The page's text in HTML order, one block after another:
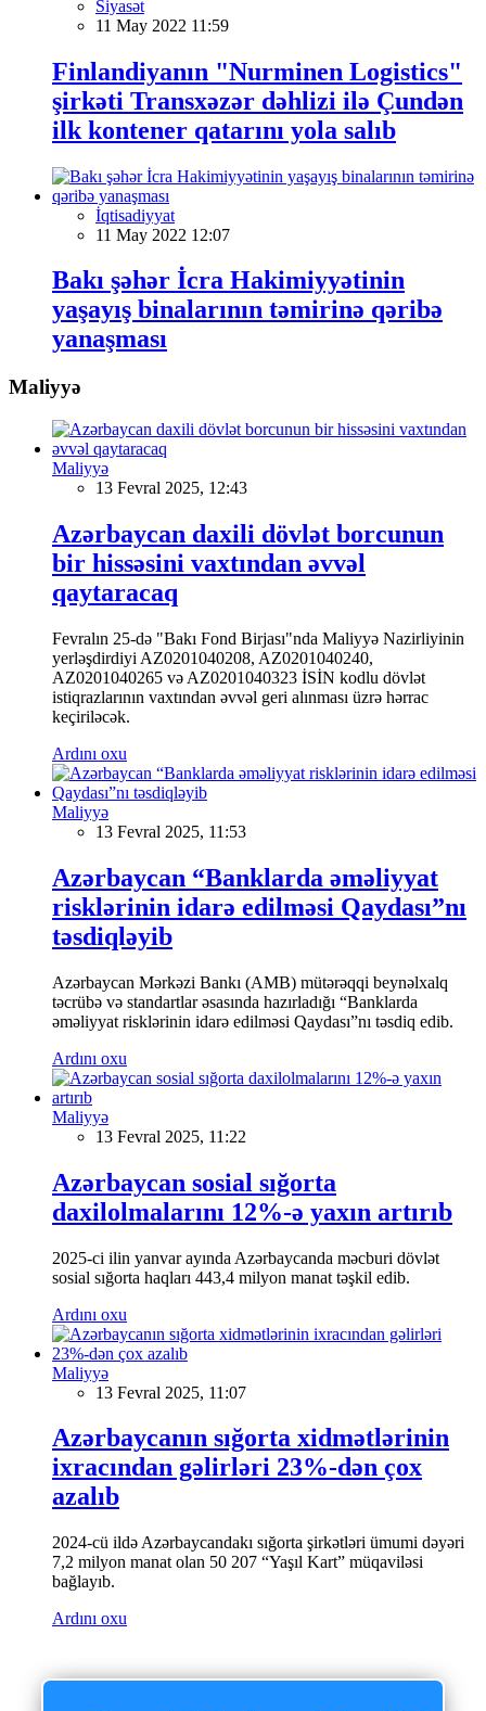
Siyasət
11 May 2022 11:59
Finlandiyanın "Nurminen Logistics"
şirkəti Transxəzər dəhlizi ilə Çundən
ilk kontener qatarını yola salıb
İqtisadiyyat
11 May 2022 12:07
Bakı şəhər İcra Hakimiyyətinin
yaşayış binalarının təmirinə qəribə
yanaşması
Maliyyə
Maliyyə
13 Fevral 2025, 12:43
Azərbaycan daxili dövlət borcunun
bir hissəsini vaxtından əvvəl
qaytaracaq
Fevralın 25-də "Bakı Fond Birjası"nda Maliyyə Nazirliyinin
yerləşdirdiyi AZ0201040208, AZ0201040240,
AZ0201040265 və AZ0201040323 İSİN kodlu dövlət
istiqrazlarının vaxtından əvvəl geri alınması üzrə hərrac
keçiriləcək.
Ardını oxu
Maliyyə
13 Fevral 2025, 11:53
Azərbaycan “Banklarda əməliyyat
risklərinin idarə edilməsi Qaydası”nı
təsdiqləyib
Azərbaycan Mərkəzi Bankı (AMB) mütərəqqi beynəlxalq
təcrübə və standartlar əsasında hazırladığı “Banklarda
əməliyyat risklərinin idarə edilməsi Qaydası”nı təsdiq edib.
Ardını oxu
Maliyyə
13 Fevral 2025, 11:22
Azərbaycan sosial sığorta
daxilolmalarını 12%-ə yaxın artırıb
2025-ci ilin yanvar ayında Azərbaycanda məcburi dövlət
sosial sığorta haqları 443,4 milyon manat təşkil edib.
Ardını oxu
Maliyyə
13 Fevral 2025, 11:07
Azərbaycanın sığorta xidmətlərinin
ixracından gəlirləri 23%-dən çox
azalıb
2024-cü ildə Azərbaycandakı sığorta şirkətləri ümumi dəyəri
7,2 milyon manat olan 50 207 “Yaşıl Kart” müqaviləsi
bağlayıb.
Ardını oxu